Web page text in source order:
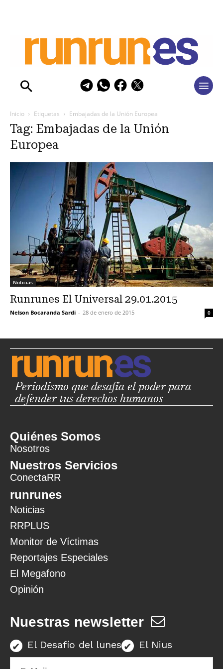
Inicio Etiquetas Embajadas de la Unión Europea
Tag: Embajadas de la Unión
Europea
Noticias
Runrunes El Universal 29.01.2015
Nelson Bocaranda Sardi - 28 de enero de 2015 0
Periodismo que desafía el poder para
defender tus derechos humanos
Quiénes Somos
Nosotros
Nuestros Servicios
ConectaRR
runrunes
Noticias
RRPLUS
Monitor de Víctimas
Reportajes Especiales
El Megafono
Opinión
Nuestras newsletter
El Desafío del lunes El Nius